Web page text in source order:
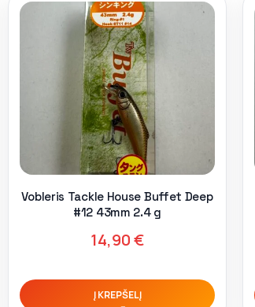
Vobleris Tackle House Buffet Deep
#12 43mm 2.4 g
14,90€
Į KREPŠELĮ